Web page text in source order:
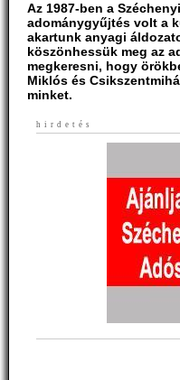
Az 1987-ben a
adománygyűjtés volt a
akartunk anyagi
köszönhessük meg az
megkeresni, hogy
Miklós és
minket.
hirdetés